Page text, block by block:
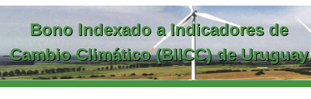
Bono Indexado a Indicadores de
Cambio Climático (BIICC) de Uruguay